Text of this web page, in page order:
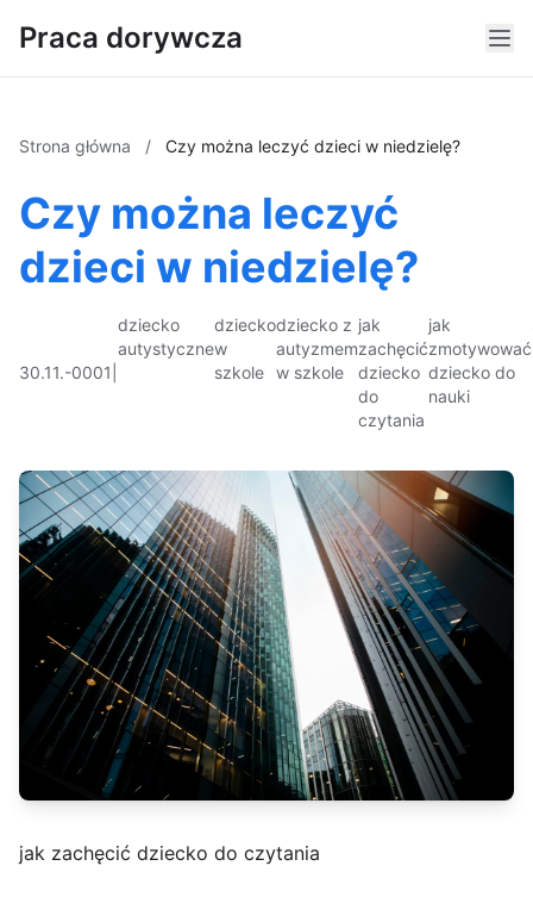
Praca dorywcza
Strona główna / Czy można leczyć dzieci w niedzielę?
Czy można leczyć
dzieci w niedzielę?
30.11.-0001
dziecko
autystyczne
dziecko
w
szkole
dziecko z
autyzmem
w szkole
jak
zachęcić
dziecko
do
czytania
jak
zmotywować
dziecko do
nauki
jak zachęcić dziecko do czytania